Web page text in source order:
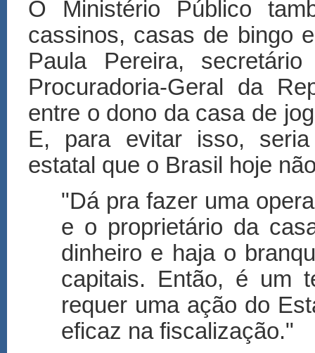
O Ministério Público
cassinos, casas de bingo
Paula Pereira,
Procuradoria-Geral da
entre o dono da casa de
E, para evitar isso,
estatal que o Brasil hoje
"Dá pra fazer uma
e o proprietário da
dinheiro e haja o
capitais. Então, é um
requer uma ação do
eficaz na fiscalização."